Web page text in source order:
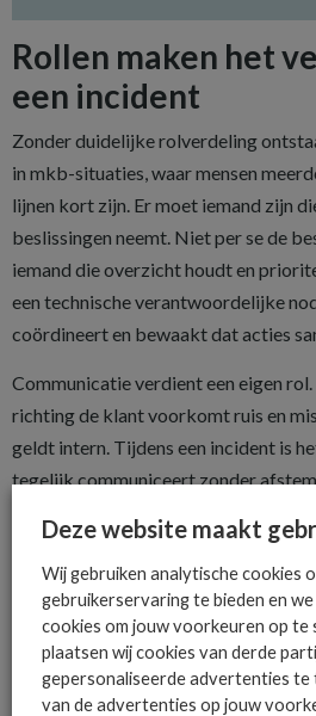
Rollen maken het
een incident
Zonder duidelijke rolverdeling
in mkb-situaties, waar mensen
lijnen kort zijn. Er moet iemand zijn
beslissingen neemt. Niet per se de
iemand die overzicht houdt en
een technische verantwoordelijke
coördineert en bewaakt dat acties
Communicatie verdient een eigen
richting de klant voorkomt ruis en
geldt intern. Tijdens een incident is
tegelijk communiceert zonder
Documentatie wordt vaak
en welke acties zijn uitgevoerd, is
aansprakelijkheid en eventuele
administratieve last, maar onderdeel
handelen.
Deze website maakt
Wij gebruiken analytische cookies
gebruikerservaring te bieden en
cookies om jouw voorkeuren op te
plaatsen wij cookies van derde
gepersonaliseerde advertenties te
van de advertenties op jouw